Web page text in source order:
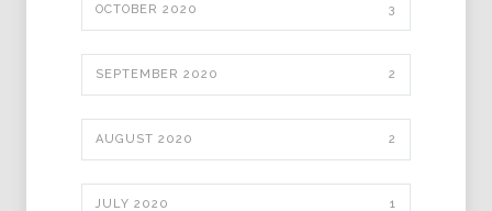
OCTOBER 2020 3
SEPTEMBER 2020 2
AUGUST 2020 2
JULY 2020 1